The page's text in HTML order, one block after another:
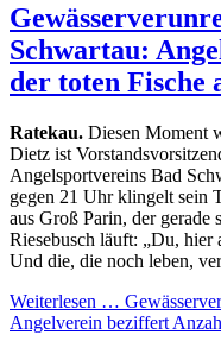
Schwartau:
der toten Fische
Ratekau. Diesen Moment
Dietz ist
Angelsportvereins Bad
gegen 21 Uhr klingelt sein
aus Groß Parin, der gerade
Riesebusch läuft: „Du, hier
Und die, die noch leben,
Weiterlesen …
Angelverein beziffert